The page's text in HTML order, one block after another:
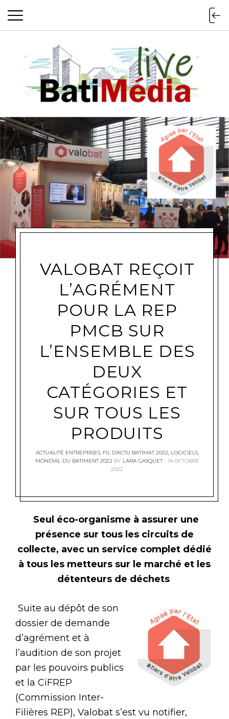
Batimedialive
VALOBAT REÇOIT
L’AGRÉMENT
POUR LA REP
PMCB SUR
L’ENSEMBLE DES
DEUX
CATÉGORIES ET
SUR TOUS LES
PRODUITS
ACTUALITÉ ENTREPRISES, FIL D'ACTU BATIMAT 2022, LOGICIELS,
MONDIAL DU BATIMENT 2022 BY LARA GASQUET
14 OCTOBRE
2022
Seul éco-organisme à assurer une
présence sur tous les circuits de
collecte, avec un service complet dédié
à tous les metteurs sur le marché et les
détenteurs de déchets
Suite au dépôt de son
dossier de demande
d’agrément et à
l’audition de son projet
par les pouvoirs publics
et la CiFREP
(Commission Inter-
Filières REP), Valobat s’est vu notifier,